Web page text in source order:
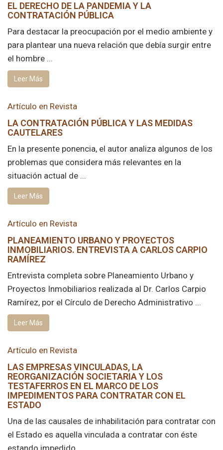
EL DERECHO DE LA PANDEMIA Y LA
CONTRATACIÓN PÚBLICA
Para destacar la preocupación por el medio ambiente y
para plantear una nueva relación que debía surgir entre
el hombre ...
Leer Más
Artículo en Revista
LA CONTRATACIÓN PÚBLICA Y LAS MEDIDAS
CAUTELARES
En la presente ponencia, el autor analiza algunos de los
problemas que considera más relevantes en la
situación actual de ...
Leer Más
Artículo en Revista
PLANEAMIENTO URBANO Y PROYECTOS
INMOBILIARIOS. ENTREVISTA A CARLOS CARPIO
RAMÍREZ
Entrevista completa sobre Planeamiento Urbano y
Proyectos Inmobiliarios realizada al Dr. Carlos Carpio
Ramírez, por el Círculo de Derecho Administrativo ...
Leer Más
Artículo en Revista
LAS EMPRESAS VINCULADAS, LA
REORGANIZACIÓN SOCIETARIA Y LOS
TESTAFERROS EN EL MARCO DE LOS
IMPEDIMENTOS PARA CONTRATAR CON EL
ESTADO
Una de las causales de inhabilitación para contratar con
el Estado es aquella vinculada a contratar con éste
estando impedido ...